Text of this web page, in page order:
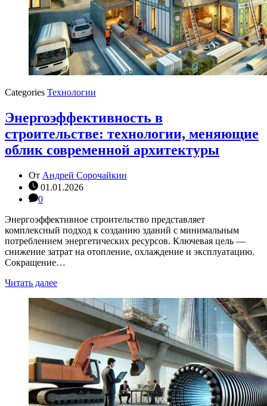
Categories Технологии
Энергоэффективность в
строительстве: технологии, меняющие
облик современной архитектуры
От Андрей Сорочайкин
01.01.2026
0
Энергоэффективное строительство представляет
комплексный подход к созданию зданий с минимальным
потреблением энергетических ресурсов. Ключевая цель —
снижение затрат на отопление, охлаждение и эксплуатацию.
Сокращение…
Читать далее